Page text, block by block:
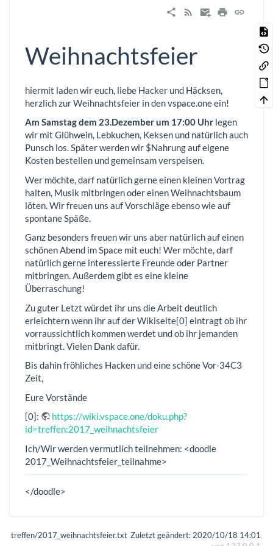
Weihnachtsfeier
hiermit laden wir euch, liebe Hacker und Häcksen,
herzlich zur Weihnachtsfeier in den vspace.one ein!
Am Samstag dem 23.Dezember um 17:00 Uhr legen
wir mit Glühwein, Lebkuchen, Keksen und natürlich auch
Punsch los. Später werden wir $Nahrung auf eigene
Kosten bestellen und gemeinsam verspeisen.
Wer möchte, darf natürlich gerne einen kleinen Vortrag
halten, Musik mitbringen oder einen Weihnachtsbaum
löten. Wir freuen uns auf Vorschläge ebenso wie auf
spontane Späße.
Ganz besonders freuen wir uns aber natürlich auf einen
schönen Abend im Space mit euch! Wer möchte, darf
natürlich gerne interessierte Freunde oder Partner
mitbringen. Außerdem gibt es eine kleine
Überraschung!
Zu guter Letzt würdet ihr uns die Arbeit deutlich
erleichtern wenn ihr auf der Wikiseite[0] eintragt ob ihr
vorraussichtlich kommen werdet und ob ihr jemanden
mitbringt. Vielen Dank dafür.
Bis dahin fröhliches Hacken und eine schöne Vor-34C3
Zeit,
Eure Vorstände
[0]:
https://wiki.vspace.one/doku.php?
id=treffen:2017_weihnachtsfeier
Ich/Wir werden vermutlich teilnehmen: <doodle
2017_Weihnachtsfeier_teilnahme>
</doodle>
treffen/2017_weihnachtsfeier.txt Zuletzt geändert:2020/10/18 14:01